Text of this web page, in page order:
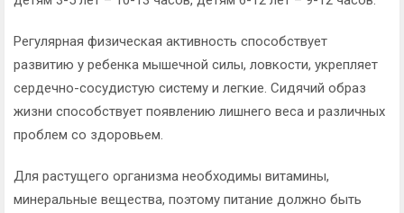
Регулярная физическая активность способствует
развитию у ребенка мышечной силы, ловкости, укрепляет
сердечно-сосудистую систему и легкие. Сидячий образ
жизни способствует появлению лишнего веса и различных
проблем со здоровьем.
Для растущего организма необходимы витамины,
минеральные вещества, поэтому питание должно быть